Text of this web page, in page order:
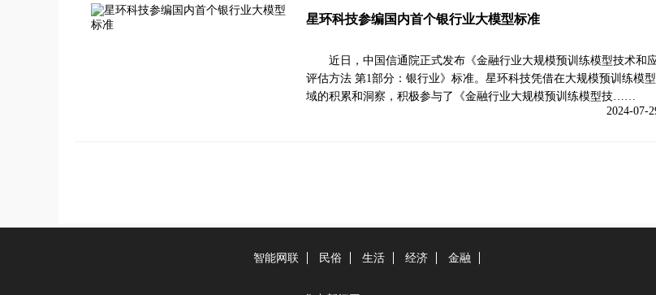
星环科技参编国内首个银行业大模型标准
近日，中国信通院正式发布《金融行业大规模预训练模型技术和
评估方法 第1部分：银行业》标准。星环科技凭借在大规模预训练模
域的积累和洞察，积极参与了《金融行业大规模预训练模型技……
2024-07-
智能网联 民俗 生活 经济 金融